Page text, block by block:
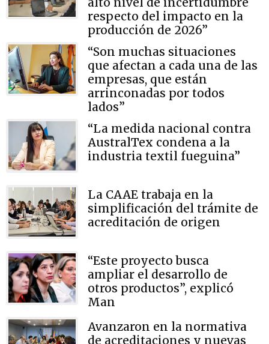
respecto del impacto en la
producción de 2026”
“Son muchas situaciones
que afectan a cada una de las
empresas, que están
arrinconadas por todos
lados”
“La medida nacional contra
AustralTex condena a la
industria textil fueguina”
La CAAE trabaja en la
simplificación del trámite de
acreditación de origen
“Este proyecto busca
ampliar el desarrollo de
otros productos”, explicó
Man
Avanzaron en la normativa
de acreditaciones y nuevas